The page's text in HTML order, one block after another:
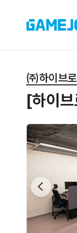
㈜하이브로
[하이